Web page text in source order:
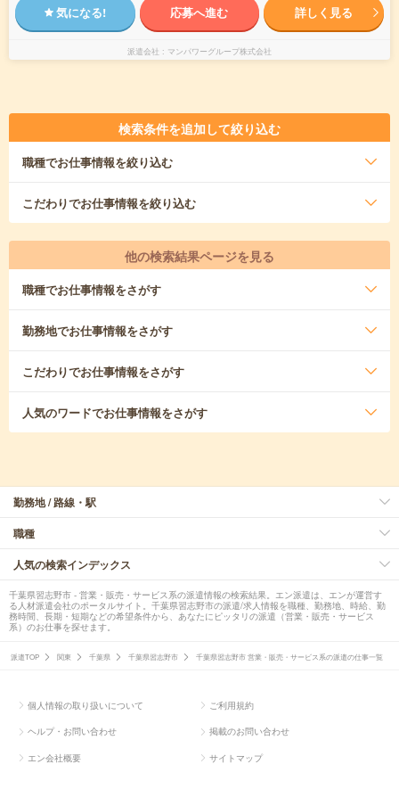
気になる! 応募へ進む 詳しく見る
派遣会社 マンパワーグループ株式会社
検索条件を追加して絞り込む
職種でお仕事情報を絞り込む
こだわりでお仕事情報を絞り込む
他の検索結果ページを見る
職種でお仕事情報をさがす
勤務地でお仕事情報をさがす
こだわりでお仕事情報をさがす
人気のワードでお仕事情報をさがす
勤務地 / 路線・駅
職種
人気の検索インデックス
千葉県習志野市 - 営業・販売・サービス系の派遣情報の検索結果。エン派遣は、エンが運営す
る人材派遣会社のポータルサイト。千葉県習志野市の派遣/求人情報を職種、勤務地、時給、勤
務時間、長期・短期などの希望条件から、あなたにピッタリの派遣（営業・販売・サービス
系）のお仕事を探せます。
派遣TOP 関東 千葉県 千葉県習志野市 千葉県習志野市 営業・販売・サービス系の派遣の仕事一覧
個人情報の取り扱いについて ご利用規約
ヘルプ・お問い合わせ 掲載のお問い合わせ
エン会社概要 サイトマップ